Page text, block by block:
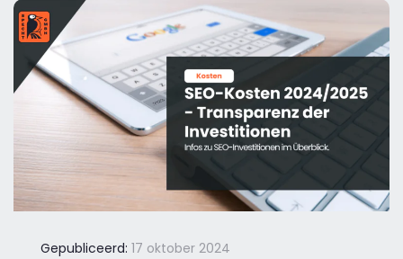
Gepubliceerd: 17 oktober 2024